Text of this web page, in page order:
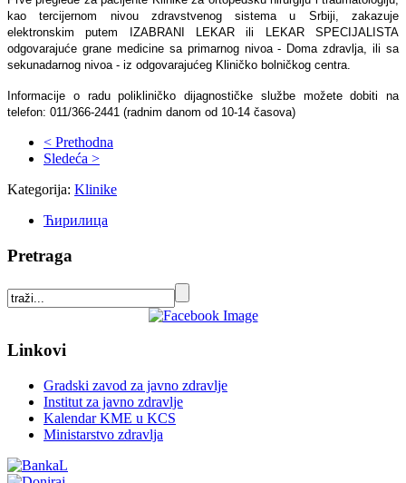
kao tercijernom nivou zdravstvenog sistema u Srbiji, zakazuje
elektronskim putem IZABRANI LEKAR ili LEKAR SPECIJALISTA
odgovarajuće grane medicine sa primarnog nivoa - Doma zdravlјa, ili sa
sekunadarnog nivoa - iz odgovarajućeg Kliničko bolničkog centra.
Informacije o radu polikliničko dijagnostičke službe možete dobiti na
telefon: 011/366-2441 (radnim danom od 10-14 časova)
< Prethodna
Sledeća >
Kategorija: Klinike
Ћирилица
Pretraga
Linkovi
Gradski zavod za javno zdravlje
Institut za javno zdravlje
Kalendar KME u KCS
Ministarstvo zdravlja